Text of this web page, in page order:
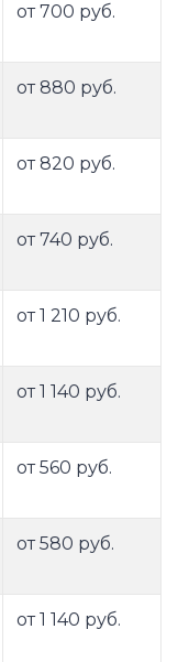
от 700 руб.
от 880 руб.
от 820 руб.
от 740 руб.
от 1 210 руб.
от 1 140 руб.
от 560 руб.
от 580 руб.
от 1 140 руб.